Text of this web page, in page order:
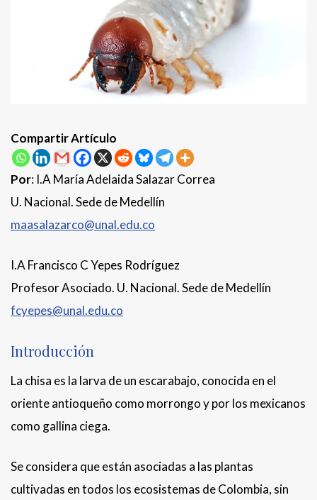
Compartir Artículo
Por: I.A María Adelaida Salazar Correa
U. Nacional. Sede de Medellín
maasalazarco@unal.edu.co
I.A Francisco C Yepes Rodríguez
Profesor Asociado. U. Nacional. Sede de Medellín
fcyepes@unal.edu.co
Introducción
La chisa es la larva de un escarabajo, conocida en el
oriente antioqueño como morrongo y por los mexicanos
como gallina ciega.
Se considera que están asociadas a las plantas
cultivadas en todos los ecosistemas de Colombia, sin